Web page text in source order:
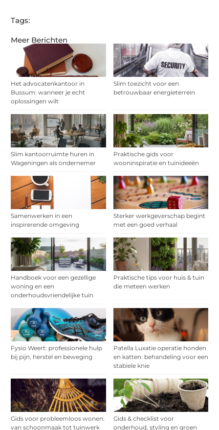
Meer Berichten
Het advocatenkantoor in
Bussum: wanneer je echt
oplossingen wilt
Slim toezicht voor een
betrouwbaar energieterrein
Slim kantoorruimte huren in
Wageningen als ondernemer
Praktische gids voor
wooninspiratie en tuinideeën
Samenwerken in een
inspirerende omgeving
Sterker werkgeverschap begint
met een goed verhaal
Handboek voor een gezellige
woning en een
onderhoudsvriendelijke tuin
Praktische tips voor huis & tuin
die meteen werken
Fysio Weert: professionele hulp
bij pijn, herstel en beweging
Patella Luxatie operatie honden
en katten: behandeling voor een
stabiele knie
Gids voor probleemloos wonen:
van schoonmaak tot tuinwerk
Gids & checklist voor
onderhoud, styling en groen
Tags: